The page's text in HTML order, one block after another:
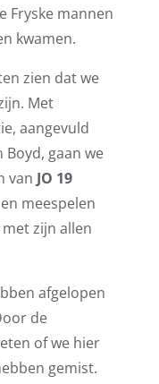
Fryske mannen
kwamen.
zien dat we
Met
aangevuld
gaan we
van JO 19
meespelen
zijn allen
afgelopen
de
of we hier
gemist.